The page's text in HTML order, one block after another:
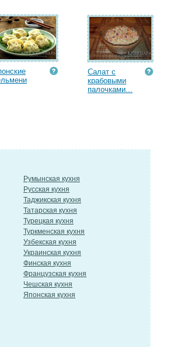
Салат с
крабовыми
палочками...
Румынская кухня
Русская кухня
Таджикская кухня
Татарская кухня
Турецкая кухня
Туркменская кухня
Узбекская кухня
Украинская кухня
Финская кухня
Французская кухня
Чешская кухня
Японская кухня